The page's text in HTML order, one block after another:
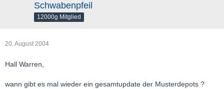
Schwabenpfeil
12000g Mitglied
20. August 2004
Hall Warren,
wann gibt es mal wieder ein gesamtupdate der Musterdepots ?